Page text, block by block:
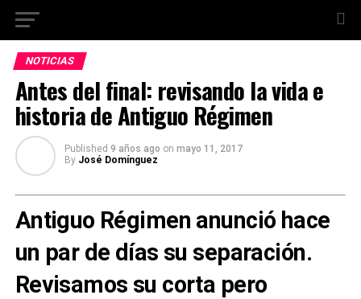
NOTICIAS
Antes del final: revisando la vida e
historia de Antiguo Régimen
Published 9 años ago on mayo 11, 2017
By José Domínguez
Antiguo Régimen anunció hace
un par de días su separación.
Revisamos su corta pero